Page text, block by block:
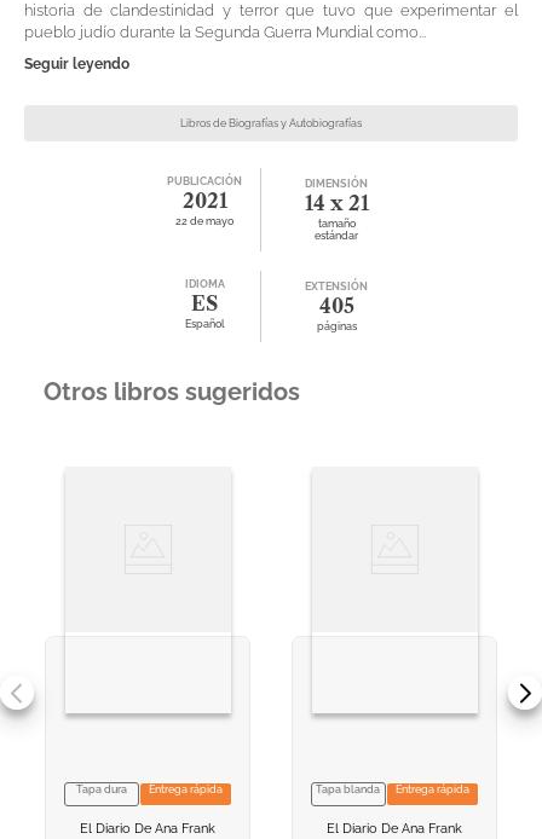
historia de clandestinidad y terror que tuvo que experimentar el
pueblo judío durante la Segunda Guerra Mundial como...
Seguir leyendo
Libros de Biografías y Autobiografías
PUBLICACIÓN
2021
22 de mayo
DIMENSIÓN
14 x 21
tamaño
estándar
IDIOMA
ES
Español
EXTENSIÓN
405
páginas
Otros libros sugeridos
VER INFORMACION
Tapa dura Entrega rápida
El Diario De Ana Frank
VER INFORMACION
Tapa blanda Entrega rápida
El Diario De Ana Frank